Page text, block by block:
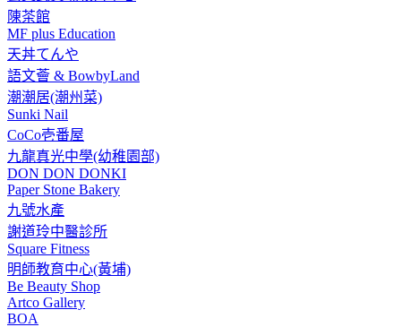
陳茶館
MF plus Education
天丼てんや
語文薈 & BowbyLand
潮潮居(潮州菜)
Sunki Nail
CoCo壱番屋
九龍真光中學(幼稚園部)
DON DON DONKI
Paper Stone Bakery
九號水產
謝道玲中醫診所
Square Fitness
明師教育中心(黃埔)
Be Beauty Shop
Artco Gallery
BOA